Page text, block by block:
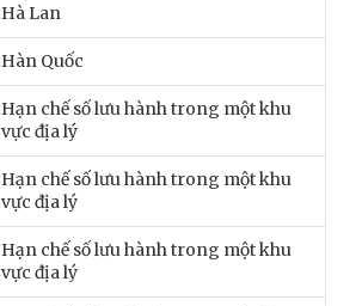
Hà Lan
Hàn Quốc
Hạn chế số lưu hành trong một khu
vực địa lý
Hạn chế số lưu hành trong một khu
vực địa lý
Hạn chế số lưu hành trong một khu
vực địa lý